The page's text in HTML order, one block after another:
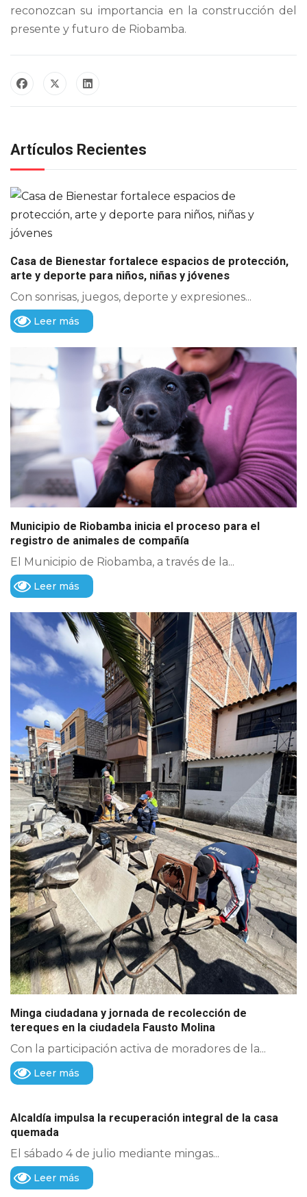
reconozcan su importancia en la construcción del
presente y futuro de Riobamba.
Artículos Recientes
Casa de Bienestar fortalece espacios de protección,
arte y deporte para niños, niñas y jóvenes
Con sonrisas, juegos, deporte y expresiones...
Leer más
Municipio de Riobamba inicia el proceso para el
registro de animales de compañía
El Municipio de Riobamba, a través de la...
Leer más
Minga ciudadana y jornada de recolección de
tereques en la ciudadela Fausto Molina
Con la participación activa de moradores de la...
Leer más
Alcaldía impulsa la recuperación integral de la casa
quemada
El sábado 4 de julio mediante mingas...
Leer más